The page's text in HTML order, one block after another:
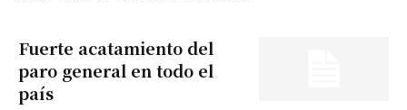
Fuerte acatamiento del
paro general en todo el
país